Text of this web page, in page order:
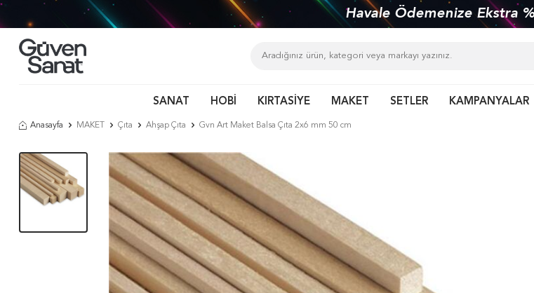
Türkiye'nin her yerine 1450 TL ve
SANAT HOBİ KIRTASİYE MAKET SETLER KAMPANYALAR
Anasayfa MAKET Çıta Ahşap Çıta Gvn Art Maket Balsa Çıta 2x6 mm 50 cm